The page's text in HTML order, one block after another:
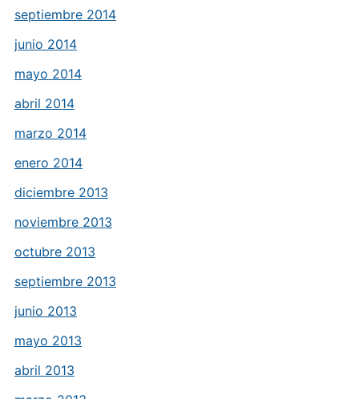
septiembre 2014
junio 2014
mayo 2014
abril 2014
marzo 2014
enero 2014
diciembre 2013
noviembre 2013
octubre 2013
septiembre 2013
junio 2013
mayo 2013
abril 2013